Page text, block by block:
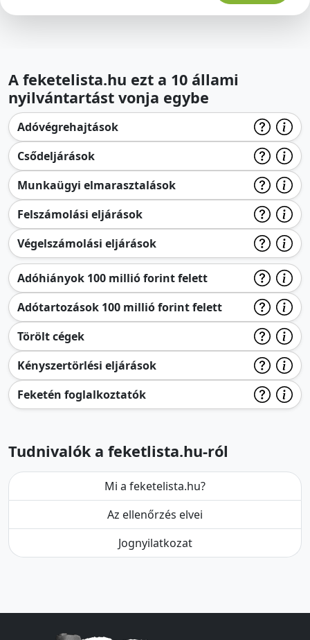
A feketelista.hu ezt a 10 állami
nyilvántartást vonja egybe
Adóvégrehajtások
Csődeljárások
Munkaügyi elmarasztalások
Felszámolási eljárások
Végelszámolási eljárások
Adóhiányok 100 millió forint felett
Adótartozások 100 millió forint felett
Törölt cégek
Kényszertörlési eljárások
Feketén foglalkoztatók
Tudnivalók a feketlista.hu-ról
Mi a feketelista.hu?
Az ellenőrzés elvei
Jognyilatkozat